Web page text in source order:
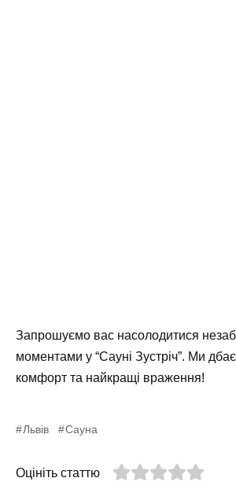
Запрошуємо вас насолодитися
моментами у “Сауні Зустріч”. Ми
комфорт та найкращі враження!
Львів Сауна
Оцініть статтю